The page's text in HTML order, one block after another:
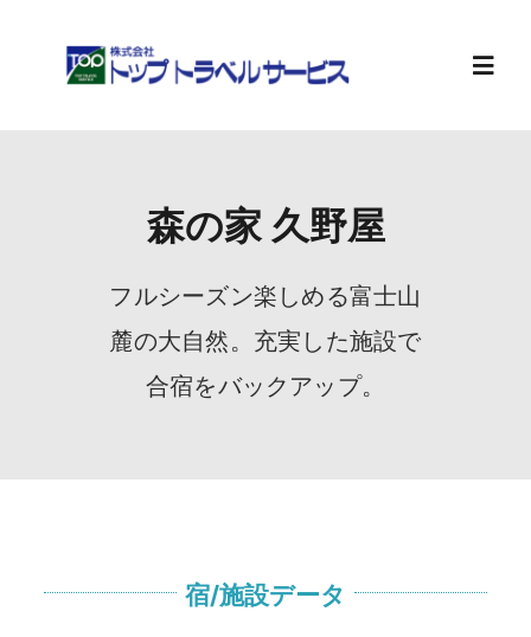
森の家 久野屋
フルシーズン楽しめる富士山
麓の大自然。充実した施設で
合宿をバックアップ。
宿/施設データ